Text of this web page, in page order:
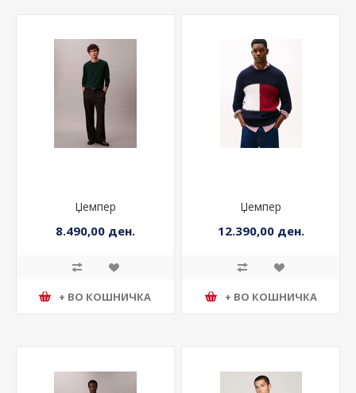
Џемпер
8.490,00 ден.
+ ВО КОШНИЧКА
Џемпер
12.390,00 ден.
+ ВО КОШНИЧКА